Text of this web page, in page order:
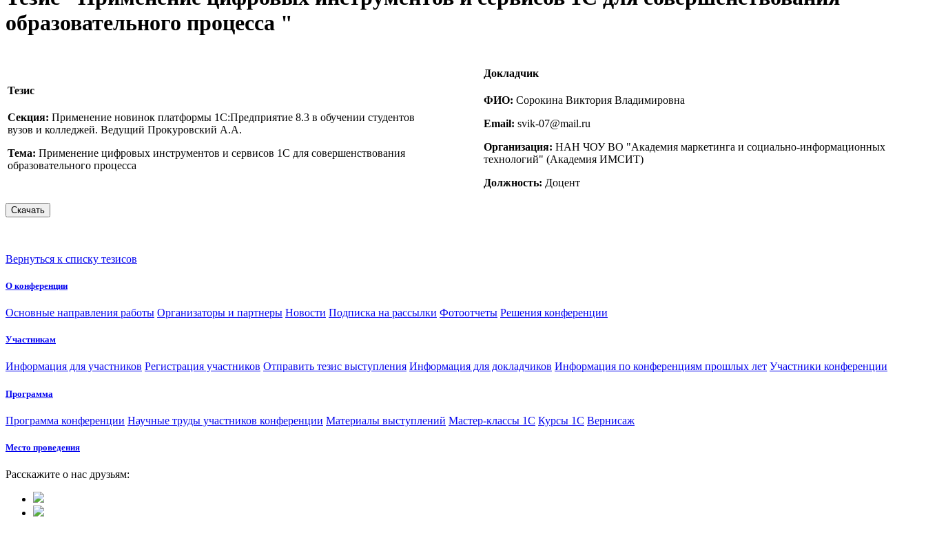
образовательного процесса "
Тезис
Секция: Применение новинок платформы 1С:Предприятие 8.3 в обучении студентов
вузов и колледжей. Ведущий Прокуровский А.А.
Тема: Применение цифровых инструментов и сервисов 1С для совершенствования
образовательного процесса
Докладчик
ФИО: Сорокина Виктория Владимировна
Email: svik-07@mail.ru
Организация: НАН ЧОУ ВО "Академия маркетинга и социально-информационных
технологий" (Академия ИМСИТ)
Должность: Доцент
Вернуться к списку тезисов
О конференции
Основные направления работы Организаторы и партнеры Новости Подписка на рассылки Фотоотчеты Решения конференции
Участникам
Информация для участников Регистрация участников Отправить тезис выступления Информация для докладчиков Информация по конференциям прошлых лет Участники конференции
Программа
Программа конференции Научные труды участников конференции Материалы выступлений Мастер-классы 1С Курсы 1С Вернисаж
Место проведения
Расскажите о нас друзьям: